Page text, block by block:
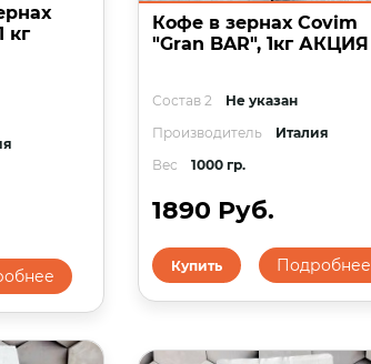
кг
Кофе в зернах Covim
"Gran BAR", 1кг АКЦИЯ
Состав 2
Не указан
Производитель
Италия
Вес
1000 гр.
1890 Руб.
Купить Подробнее